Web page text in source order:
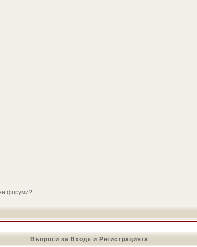
форуми?
Въпроси за Входа и Регистрацията